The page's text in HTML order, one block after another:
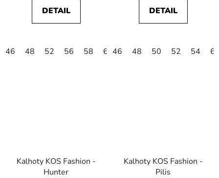
DETAIL
46 48 52 56 58 60
DETAIL
46 48 50 52 54
Kalhoty KOS Fashion -
Hunter
Kalhoty KOS Fashion -
Pilis